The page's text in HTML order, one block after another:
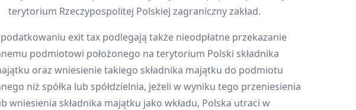
terytorium Rzeczypospolitej Polskiej zagraniczny zakład.
exit tax podlegają także nieodpłatne przekazanie
podmiotowi położonego na terytorium Polski składnika
oraz wniesienie takiego składnika majątku do podmiotu
niż spółka lub spółdzielnia, jeżeli w wyniku tego przeniesienia
wniesienia składnika majątku jako wkładu, Polska utraci w